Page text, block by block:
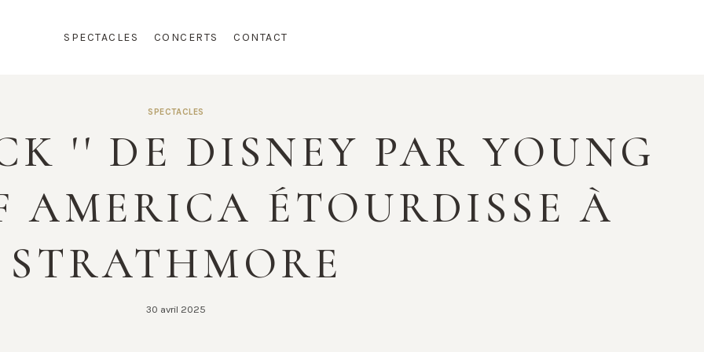
SPECTACLES CONCERTS CONTACT
SPECTACLES
'' DE DISNEY PAR YOUNG
AMERICA ÉTOURDISSE À
STRATHMORE
30 avril 2025